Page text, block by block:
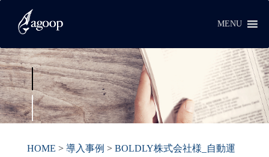
MENU
HOME > 導入事例 > BOLDLY株式会社様_自動運